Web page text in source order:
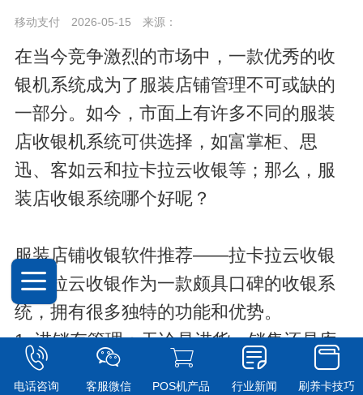
移动支付 2026-05-15 来源：
在当今竞争激烈的市场中，一款优秀的收
银机系统成为了服装店铺管理不可或缺的
一部分。如今，市面上有许多不同的服装
店收银机系统可供选择，如富掌柜、思
迅、客如云和拉卡拉云收银等；那么，服
装店收银系统哪个好呢？
服装店铺收银软件推荐——拉卡拉云收银
拉卡拉云收银作为一款颇具口碑的收银系
统，拥有很多独特的功能和优势。
1. 进销存管理：无论是进货、销售还是库
存管理，拉卡拉服装收银系统都能够为店
电话咨询 客服微信 POS机产品 行业新闻 刷养卡技巧